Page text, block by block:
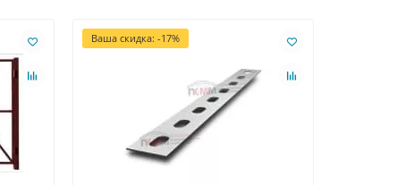
Ваша скидка: -17%